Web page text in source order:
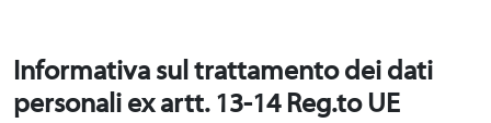
Informativa sul trattamento dei dati
personali ex artt. 13-14 Reg.to UE